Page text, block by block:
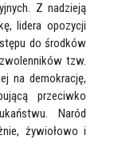
Z nadzieją
lidera opozycji
do środków
tzw.
na demokrację,
przeciwko
Naród
żywiołowo i